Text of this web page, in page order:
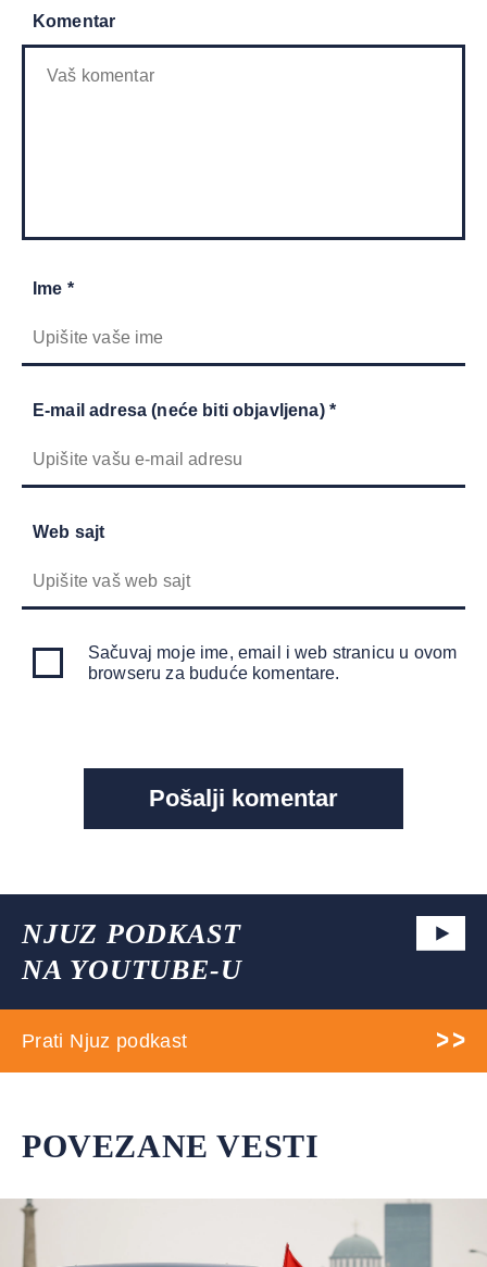
Komentar
Ime *
E-mail adresa (neće biti objavljena) *
Web sajt
Sačuvaj moje ime, email i web stranicu u ovom
browseru za buduće komentare.
NJUZ PODKAST
NA YOUTUBE-U
Prati Njuz podkast
POVEZANE VESTI